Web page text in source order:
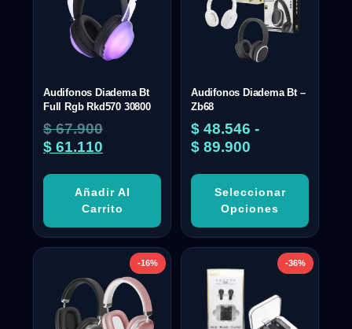
Audifonos Diadema Bt
Full Rgb Rkd570 30800
$67.900
$ 61.110
Añadir Al
Carrito
Audifonos Diadema Bt –
Zb68
$ 48.546 -
$ 89.900
Seleccionar
Opciones
-16% -36%